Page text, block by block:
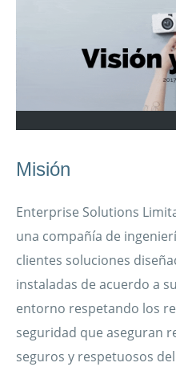
Misión
Enterprise Solutions
una compañía de
clientes soluciones
instaladas de acuerdo a
entorno respetando los
seguridad que aseguran
seguros y respetuosos